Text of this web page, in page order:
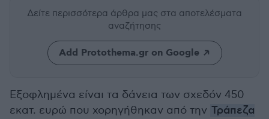
Δείτε περισσότερα άρθρα μας στα αποτελέσματα
αναζήτησης
Add Protothema.gr on Google
Εξοφλημένα είναι τα δάνεια των σχεδόν 450
εκατ. ευρώ που χορηγήθηκαν από την Τράπεζα